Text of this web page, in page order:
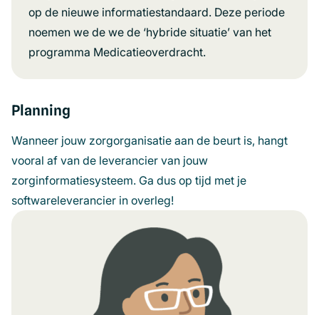
op de nieuwe informatiestandaard. Deze periode
noemen we de we de ‘hybride situatie’ van het
programma Medicatieoverdracht.
Planning
Wanneer jouw zorgorganisatie aan de beurt is, hangt
vooral af van de leverancier van jouw
zorginformatiesysteem. Ga dus op tijd met je
softwareleverancier in overleg!